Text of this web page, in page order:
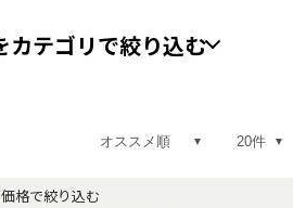
カテゴリで絞り込む
価格で絞り込む